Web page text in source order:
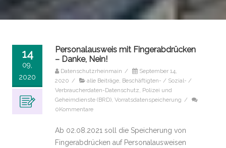
14
09,
2020
Personalausweis mit Fingerabdrücken
– Danke, Nein!
Datenschutzrheinmain /
September 14,
2020 / alle Beiträge, Beschäftigten- / Sozial- /
Verbraucherdaten-Datenschutz, Polizei und
Geheimdienste (BRD), Vorratsdatenspeicherung /
0Kommentare
Ab 02.08.2021 soll die Speicherung von
Fingerabdrücken auf Personalausweisen